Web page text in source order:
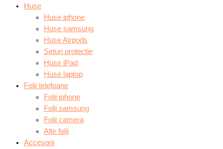
Huse
Huse iphone
Huse samsung
Huse Airpods
Seturi protectie
Huse iPad
Huse laptop
Folii telefoane
Folii iphone
Folii samsung
Folii camera
Alte folii
Accesorii